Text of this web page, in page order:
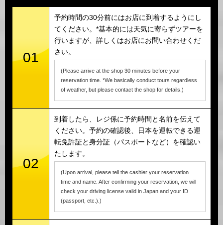
01
予約時間の30分前にはお店に到着するようにし
てください。*基本的には天気に寄らずツアーを
行いますが、詳しくはお店にお問い合わせくだ
さい。
(Please arrive at the shop 30 minutes before your
reservation time. *We basically conduct tours regardless
of weather, but please contact the shop for details.)
02
到着したら、レジ係に予約時間と名前を伝えて
ください。予約の確認後、日本を運転できる運
転免許証と身分証（パスポートなど）を確認い
たします。
(Upon arrival, please tell the cashier your reservation
time and name. After confirming your reservation, we will
check your driving license valid in Japan and your ID
(passport, etc.).)